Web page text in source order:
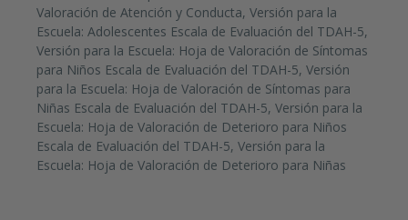
Valoración de Atención y Conducta, Versión para la
Escuela: Adolescentes Escala de Evaluación del TDAH-5,
Versión para la Escuela: Hoja de Valoración de Síntomas
para Niños Escala de Evaluación del TDAH-5, Versión
para la Escuela: Hoja de Valoración de Síntomas para
Niñas Escala de Evaluación del TDAH-5, Versión para la
Escuela: Hoja de Valoración de Deterioro para Niños
Escala de Evaluación del TDAH-5, Versión para la
Escuela: Hoja de Valoración de Deterioro para Niñas